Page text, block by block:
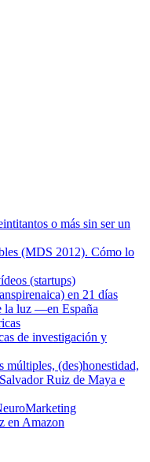
o más sin ser un
(MDS 2012). Cómo lo
(startups)
en 21 días
la luz —en España
de investigación y
(des)honestidad,
Ruiz de Maya e
en Amazon